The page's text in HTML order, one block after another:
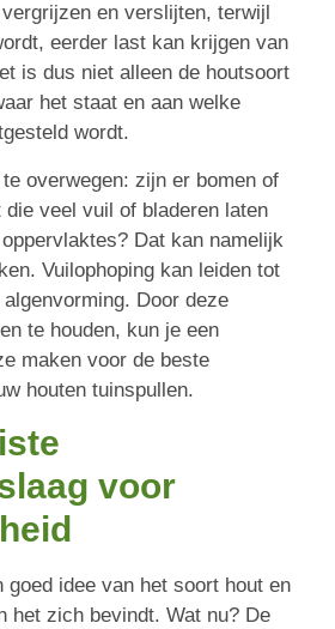
en verslijten, terwijl
eerder last kan krijgen van
is dus niet alleen de houtsoort
het staat en aan welke
wordt.
overwegen: zijn er bomen of
veel vuil of bladeren laten
Dat kan namelijk
Vuilophoping kan leiden tot
Door deze
te houden, kun je een
maken voor de beste
houten tuinspullen.
voor
goed idee van het soort hout en
het zich bevindt. Wat nu? De